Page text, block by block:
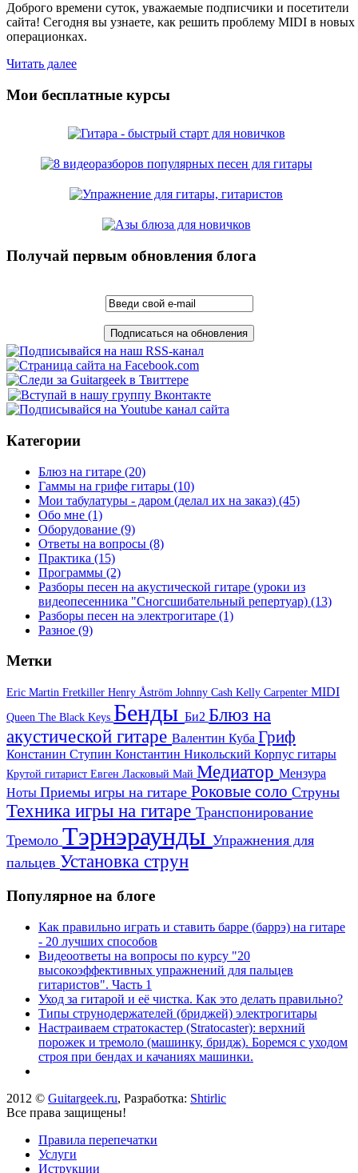
Доброго времени суток, уважаемые подписчики и посетители
сайта! Сегодня вы узнаете, как решить проблему MIDI в новых
операционках.
Читать далее
Мои бесплатные курсы
Получай первым обновления блога
Категории
Блюз на гитаре (20)
Гаммы на грифе гитары (10)
Мои табулатуры - даром (делал их на заказ) (45)
Обо мне (1)
Оборудование (9)
Ответы на вопросы (8)
Практика (15)
Программы (2)
Разборы песен на акустической гитаре (уроки из
видеопесенника "Сногсшибательный репертуар) (13)
Разборы песен на электрогитаре (1)
Разное (9)
Метки
Eric Martin Fretkiller Henry Åström Johnny Cash Kelly Carpenter MIDI
Queen The Black Keys Бенды Би2 Блюз на
акустической гитаре Валентин Куба Гриф
Констанин Ступин Константин Никольский Корпус гитары
Крутой гитарист Евген Ласковый Май Медиатор Мензура
Ноты Приемы игры на гитаре Роковые соло Струны
Техника игры на гитаре Транспонирование
Тремоло Тэрнэраунды Упражнения для
пальцев Установка струн
Популярное на блоге
Как правильно играть и ставить барре (баррэ) на гитаре
- 20 лучших способов
Видеоответы на вопросы по курсу "20
высокоэффективных упражнений для пальцев
гитаристов". Часть 1
Уход за гитарой и её чистка. Как это делать правильно?
Типы струнодержателей (бриджей) электрогитары
Настраиваем стратокастер (Stratocaster): верхний
порожек и тремоло (машинку, бридж). Боремся с уходом
строя при бендах и качаниях машинки.
2012 © Guitargeek.ru, Разработка: Shtirlic
Все права защищены!
Правила перепечатки
Услуги
Иструкции